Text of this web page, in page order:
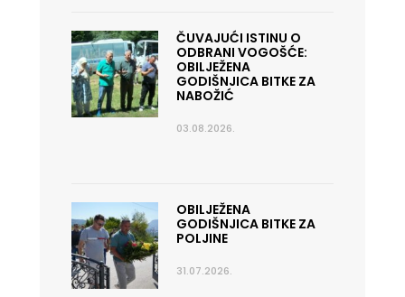
ČUVAJUĆI ISTINU O
ODBRANI VOGOŠĆE:
OBILJEŽENA
GODIŠNJICA BITKE ZA
NABOŽIĆ
03.08.2026.
OBILJEŽENA
GODIŠNJICA BITKE ZA
POLJINE
31.07.2026.